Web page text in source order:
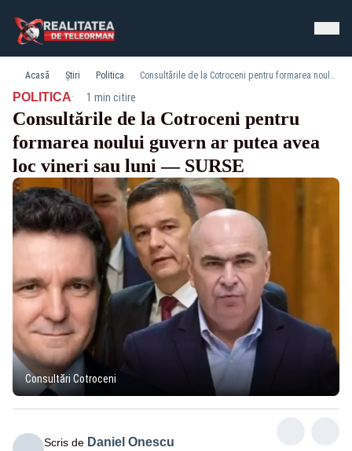
Acasă Știri Politica Consultările de la Cotroceni pentru formarea noului guvern ar putea avea loc vineri sau luni — SURSE
POLITICA· 1 min citire
Consultările de la Cotroceni pentru
formarea noului guvern ar putea avea
loc vineri sau luni — SURSE
Consultări Cotroceni
Scris de Daniel Onescu